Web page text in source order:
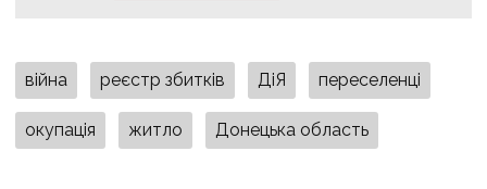
війна реєстр збитків ДіЯ переселенці
окупація житло Донецька область